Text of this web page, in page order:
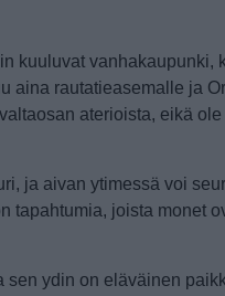
kuuluvat vanhakaupunki,
aina rautatieasemalle ja
aterioista, eikä
ja aivan ytimessä voi
tapahtumia, joista monet
sen ydin on eläväinen